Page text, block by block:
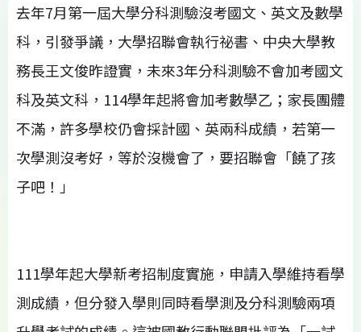
去年7月第一屆大學分科測驗沒考國文、英文及數學
科，引發爭議，大學招聯會執行祕書、中央大學教
務長王文俊昨證實，未來3年分科測驗不會加考國文
科及英文科，114學年起將會加考數學乙；家長團體
不滿，許多學校仍會採計國、英兩科成績，若第一
次學測沒考好，等於沒機會了，要招聯會「饒了孩
子吧！」
111學年起大學新考招制度實施，申請入學維持看學
測成績，但分發入學則同時看學測及分科測驗兩項